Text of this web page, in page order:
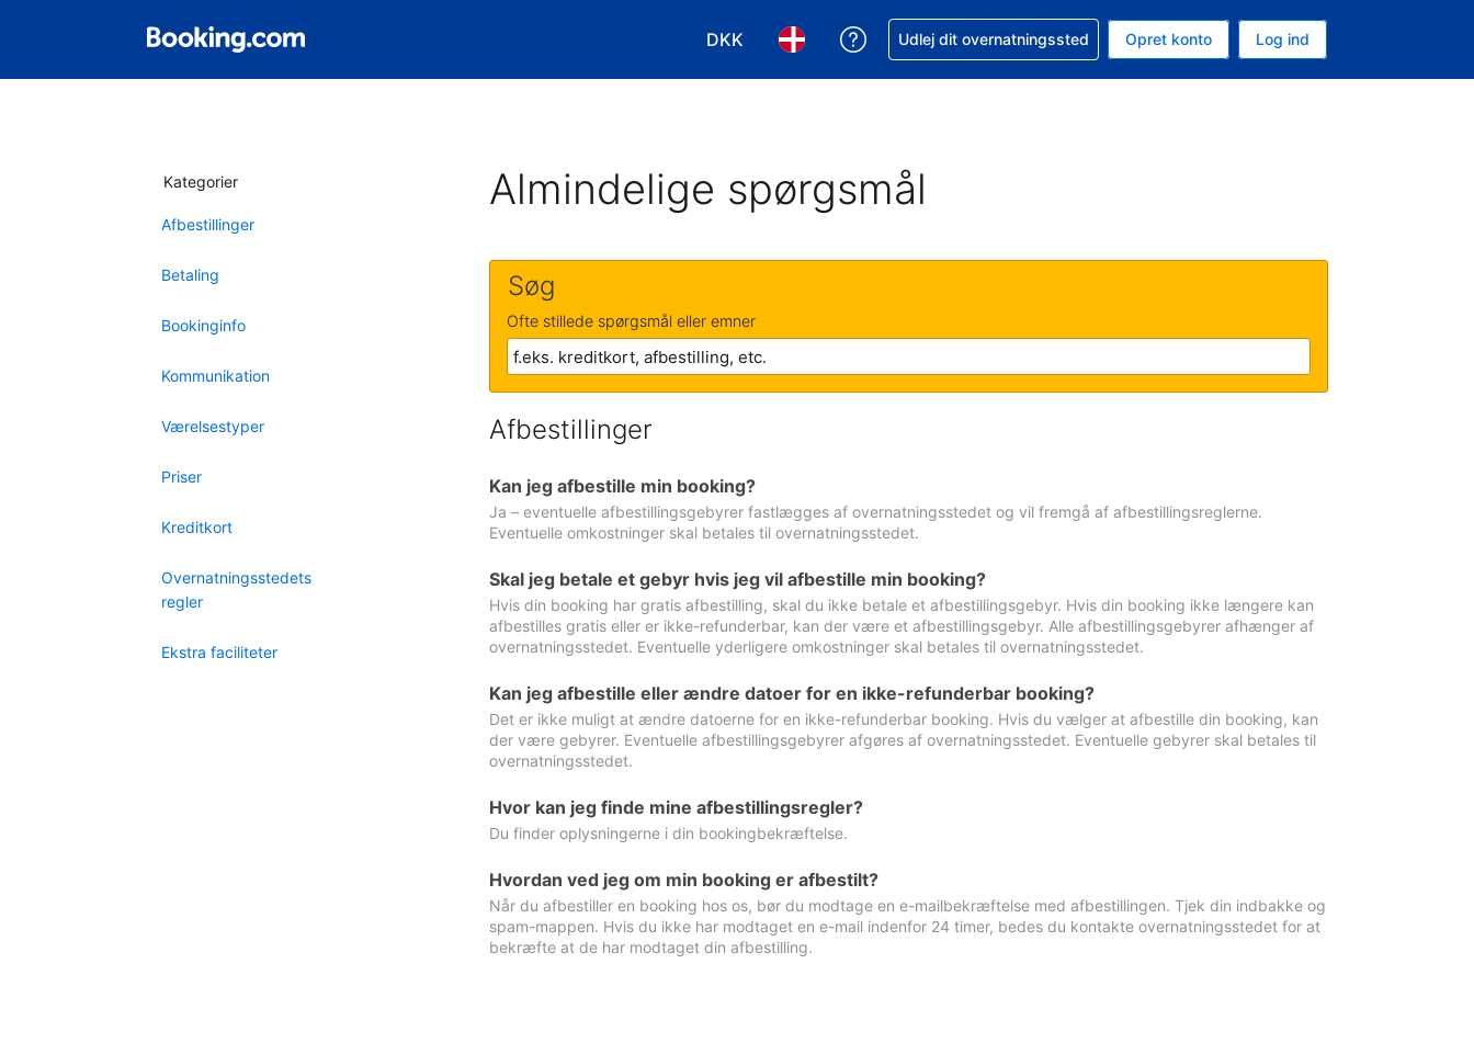
DKK
Vælg valuta. Din nuværende valuta er Danske kroner
Vælg sprog. Dit nuværende sprog er Dansk
Få hjælp til en booking
Udlej dit overnatningssted Opret konto Log ind
Kategorier
Afbestillinger
Betaling
Bookinginfo
Kommunikation
Værelsestyper
Priser
Kreditkort
Overnatningsstedets
regler
Ekstra faciliteter
Almindelige spørgsmål
Søg
Ofte stillede spørgsmål eller emner
Afbestillinger
Kan jeg afbestille min booking?
Ja – eventuelle afbestillingsgebyrer fastlægges af overnatningsstedet og vil fremgå af afbestillingsreglerne.
Eventuelle omkostninger skal betales til overnatningsstedet.
Skal jeg betale et gebyr hvis jeg vil afbestille min booking?
Hvis din booking har gratis afbestilling, skal du ikke betale et afbestillingsgebyr. Hvis din booking ikke længere kan
afbestilles gratis eller er ikke-refunderbar, kan der være et afbestillingsgebyr. Alle afbestillingsgebyrer afhænger af
overnatningsstedet. Eventuelle yderligere omkostninger skal betales til overnatningsstedet.
Kan jeg afbestille eller ændre datoer for en ikke-refunderbar booking?
Det er ikke muligt at ændre datoerne for en ikke-refunderbar booking. Hvis du vælger at afbestille din booking, kan
der være gebyrer. Eventuelle afbestillingsgebyrer afgøres af overnatningsstedet. Eventuelle gebyrer skal betales til
overnatningsstedet.
Hvor kan jeg finde mine afbestillingsregler?
Du finder oplysningerne i din bookingbekræftelse.
Hvordan ved jeg om min booking er afbestilt?
Når du afbestiller en booking hos os, bør du modtage en e-mailbekræftelse med afbestillingen. Tjek din indbakke og
spam-mappen. Hvis du ikke har modtaget en e-mail indenfor 24 timer, bedes du kontakte overnatningsstedet for at
bekræfte at de har modtaget din afbestilling.